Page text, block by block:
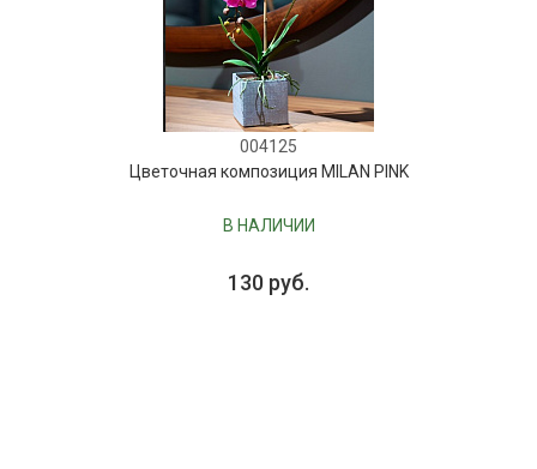
004125
Цветочная композиция MILAN PINK
В НАЛИЧИИ
130 руб.